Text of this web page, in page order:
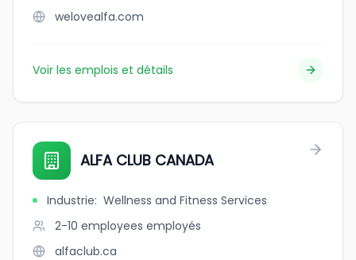
welovealfa.com
Voir les emplois et détails
ALFA CLUB CANADA
Industrie: Wellness and Fitness Services
2-10 employees employés
alfaclub.ca